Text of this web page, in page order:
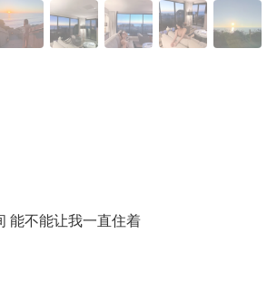
能不能让我一直住着